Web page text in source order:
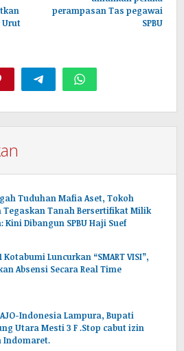
Urut
perampasan Tas pegawai
SPBU
Tuduhan Mafia Aset, Tokoh
Tegaskan Tanah Bersertifikat Milik
Kini Dibangun SPBU Haji Suef
Kotabumi Luncurkan “SMART VISI”,
Absensi Secara Real Time
Indonesia Lampura, Bupati
Utara Mesti 3 F .Stop cabut izin
Indomaret.